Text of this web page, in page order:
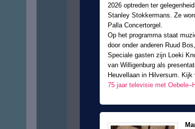
2026 optreden ter
Stanley Stokkermans. Ze
Palla Concertorgel.
Op het programma staat
door onder anderen Ruud
Speciale gasten zijn Loeki
van Willigenburg als
Heuvellaan in Hilversum.
75 jaar televisie met